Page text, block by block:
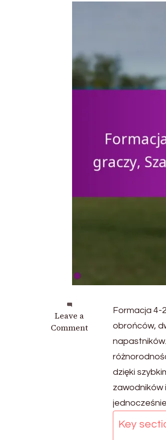
Leave a
Comment
on
Formacja
Różnorodność
Formacja 4-
obrońców,
dzięki
zawodników
Key